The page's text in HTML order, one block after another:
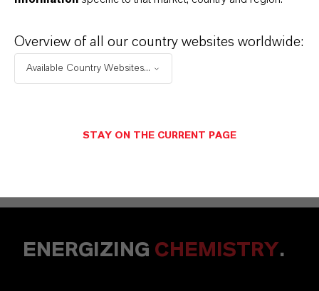
La política de protección de datos ha sido
la política de privacidad de datos .
ENERGIZING CHEMISTRY.
Overview of all our country websites worldwide:
Available Country Websites...
STAY ON THE CURRENT PAGE